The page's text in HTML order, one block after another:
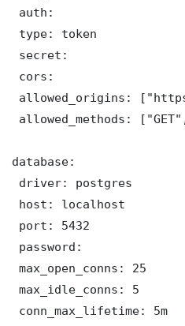
auth:
type: token
secret:
cors:
allowed_origins:
allowed_methods:
database:
driver: postgres
host: localhost
port: 5432
password:
max_open_conns: 25
max_idle_conns: 5
conn_max_lifetime: 5m